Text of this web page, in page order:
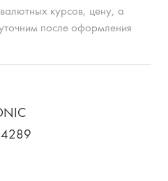
курсов, цену, а
после оформления